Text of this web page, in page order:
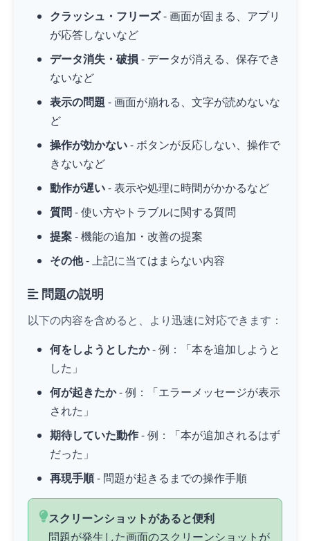
クラッシュ・フリーズ- 画面が固まる、アプリ
が応答しないなど
データ消失・破損 - データが消える、保存でき
ないなど
表示の問題 - 画面が崩れる、文字が読めないな
ど
操作が効かない- ボタンが反応しない、操作で
きないなど
動作が遅い- 表示や処理に時間がかかるなど
質問- 使い方やトラブルに関する質問
提案- 機能の追加・改善の提案
その他- 上記に当てはまらない内容
問題の説明
以下の内容を含めると、より迅速に対応できます：
何をしようとしたか- 例：「本を追加しようと
した」
何が起きたか- 例：「エラーメッセージが表示
された」
期待していた動作- 例：「本が追加されるはず
だった」
再現手順- 問題が起きるまでの操作手順
スクリーンショットがあると便利
問題が発生した画面のスクリーンショットが